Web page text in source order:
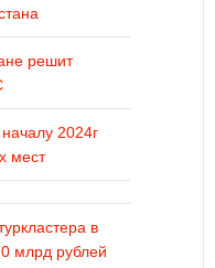
решит
2024г
мест
в
млрд рублей